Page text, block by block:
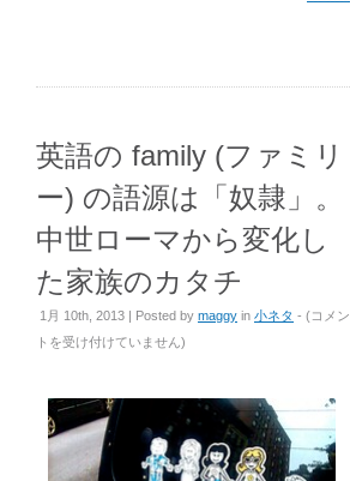
英語の family (ファミリ
ー) の語源は「奴隷」。
中世ローマから変化し
た家族のカタチ
1月 10th, 2013 | Posted by maggy in 小ネタ - (英
(フ
ミ
コメン
トを受け付けていません)